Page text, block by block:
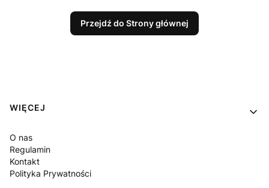
Przejdź do Strony głównej
Linki w stopce
WIĘCEJ
O nas
Regulamin
Kontakt
Polityka Prywatności